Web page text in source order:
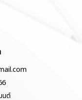
นต์